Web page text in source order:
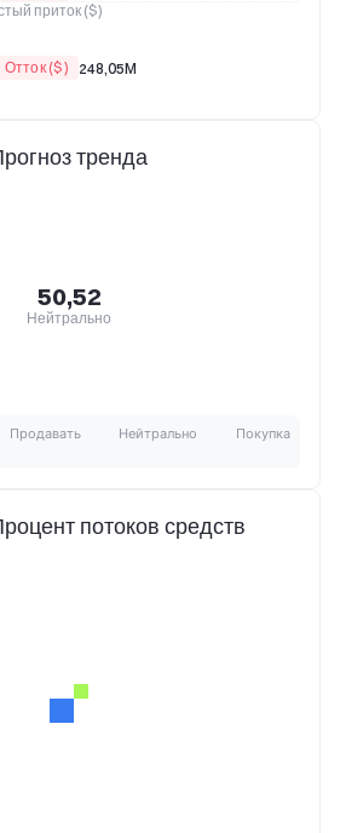
приток ($)
Отток ($) 248,05M
тренда
50,52
Нейтрально
Продавать Нейтрально
Покупка
потоков средств